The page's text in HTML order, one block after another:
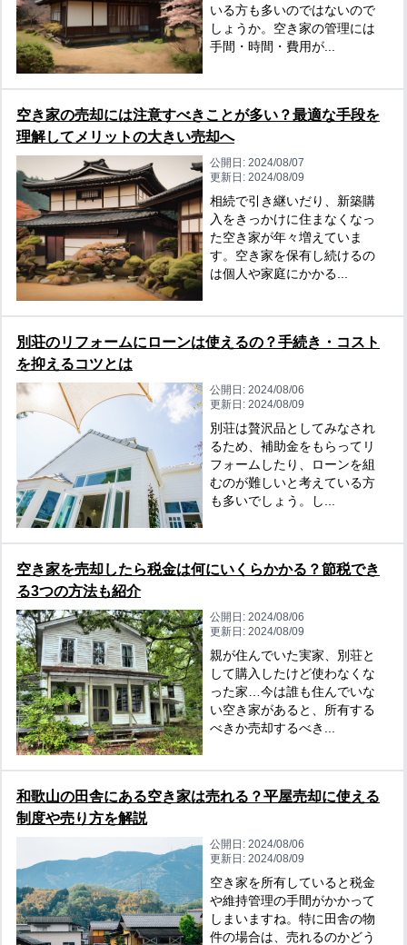
いる方も多いのではないので
しょうか。空き家の管理には
手間・時間・費用が...
空き家の売却には注意すべきことが多い？最適な手段を
理解してメリットの大きい売却へ
公開日: 2024/08/07
更新日: 2024/08/09
相続で引き継いだり、新築購
入をきっかけに住まなくなっ
た空き家が年々増えていま
す。空き家を保有し続けるの
は個人や家庭にかかる...
別荘のリフォームにローンは使えるの？手続き・コスト
を抑えるコツとは
公開日: 2024/08/06
更新日: 2024/08/09
別荘は贅沢品としてみなされ
るため、補助金をもらってリ
フォームしたり、ローンを組
むのが難しいと考えている方
も多いでしょう。し...
空き家を売却したら税金は何にいくらかかる？節税でき
る3つの方法も紹介
公開日: 2024/08/06
更新日: 2024/08/09
親が住んでいた実家、別荘と
して購入したけど使わなくな
った家…今は誰も住んでいな
い空き家があると、所有する
べきか売却するべき...
和歌山の田舎にある空き家は売れる？平屋売却に使える
制度や売り方を解説
公開日: 2024/08/06
更新日: 2024/08/09
空き家を所有していると税金
や維持管理の手間がかかって
しまいますね。特に田舎の物
件の場合は、売れるのかどう